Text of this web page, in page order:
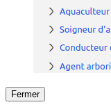
Fermer